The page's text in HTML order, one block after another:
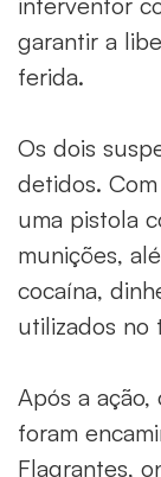
garantir a
ferida.
Os dois
detidos.
uma pistola
munições,
cocaína,
utilizados no
Após a
foram
Flagrantes,